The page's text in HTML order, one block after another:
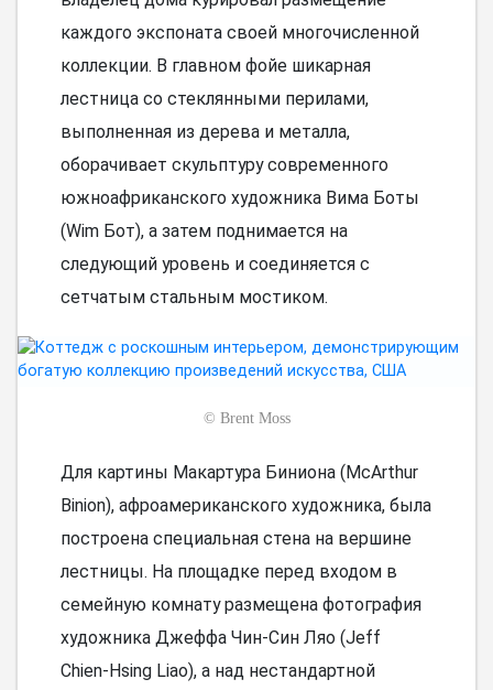
каждого экспоната своей многочисленной
коллекции. В главном фойе шикарная
лестница со стеклянными перилами,
выполненная из дерева и металла,
оборачивает скульптуру современного
южноафриканского художника Вима Боты
(Wim Бот), а затем поднимается на
следующий уровень и соединяется с
сетчатым стальным мостиком.
© Brent Moss
Для картины Макартура Биниона (McArthur
Binion), афроамериканского художника, была
построена специальная стена на вершине
лестницы. На площадке перед входом в
семейную комнату размещена фотография
художника Джеффа Чин-Син Ляо (Jeff
Chien-Hsing Liao), а над нестандартной